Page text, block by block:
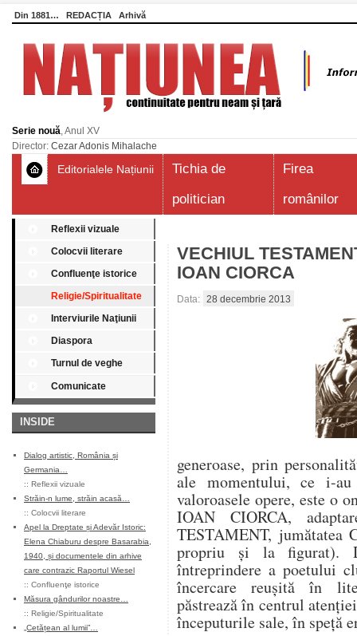
Din 1881… REDACȚIA Arhivă
Serie nouă, Anul XV
Director: Cezar Adonis Mihalache
Editorialele Națiunii
Tichia de
politician
Firea
românilor
Reflexii vizuale
Colocvii literare
Confluenţe istorice
Religie/Spiritualitate
Interviurile Naţiunii
Diaspora
Turnul de veghe
Comunicate
INSIDE
Dialog artistic, România și
Germania…
:: Reflexii vizuale
Străin-n lume, străin acasă…
:: Colocvii literare
Apel la Dreptate și Adevăr Istoric:
Elena Chiaburu despre Basarabia,
1940, și documentele din arhive
care contrazic Raportul Wiesel
:: Confluenţe istorice
Măsura gândurilor noastre…
:: Religie/Spiritualitate
„Cetățean al lumii”…
VECHIUL
IOAN CIORCA
Data: 28 decembrie 2013
generoase, prin
ale momentului, ce i-
valoroasele opere, este o
IOAN CIORCA,
TESTAMENT, jumătatea
propriu și la figurat).
întreprindere a poetului
încercare reușită în
păstrează în centrul
începuturile sale, în speță